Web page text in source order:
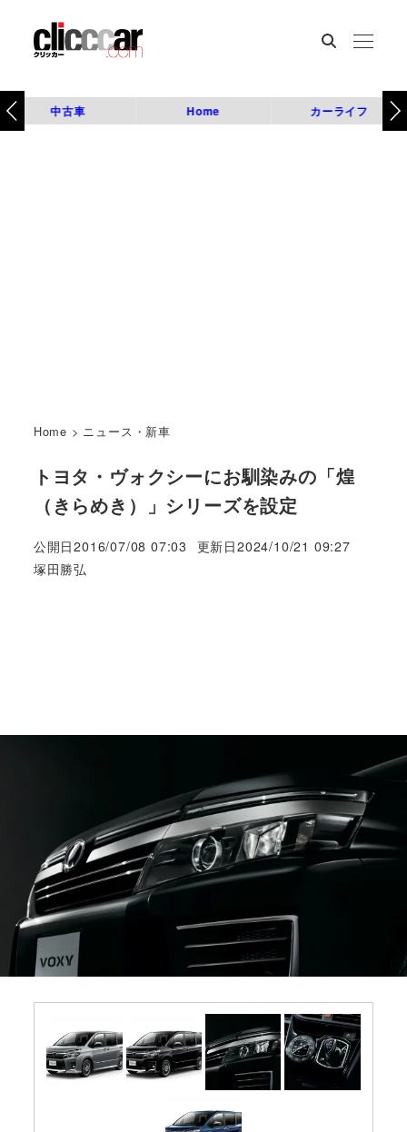
中古車 Home カーライフ
Home > ニュース・新車
トヨタ・ヴォクシーにお馴染みの「煌
（きらめき）」シリーズを設定
公開日2016/07/08 07:03 更新日2024/10/21 09:27
著
塚田勝弘